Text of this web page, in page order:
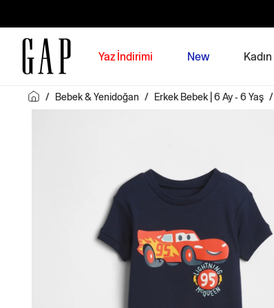
Yaz İndirimi New Kadın
/ Bebek & Yenidoğan / Erkek Bebek | 6 Ay - 6 Yaş /